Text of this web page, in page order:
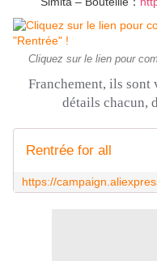
Cliquez sur le lien pour
Franchement, ils sont
détails chacun,
Rentrée for all